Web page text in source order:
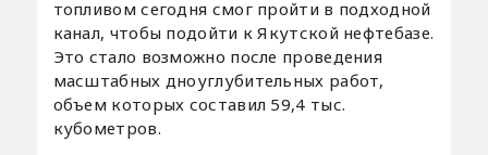
топливом сегодня смог пройти в подходной
канал, чтобы подойти к Якутской нефтебазе.
Это стало возможно после проведения
масштабных дноуглубительных работ,
объем которых составил 59,4 тыс.
кубометров.